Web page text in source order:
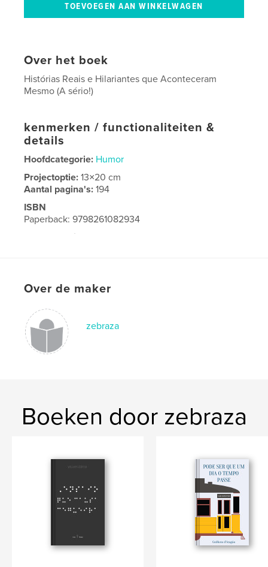
Over het boek
Histórias Reais e Hilariantes que Aconteceram
Mesmo (A sério!)
kenmerken / functionaliteiten &
details
Hoofdcategorie: Humor
Projectoptie:13×20 cm
Aantal pagina's:194
ISBN
Paperback: 9798261082934
Datum publiceren:
Over de maker
zebraza
Boeken door zebraza